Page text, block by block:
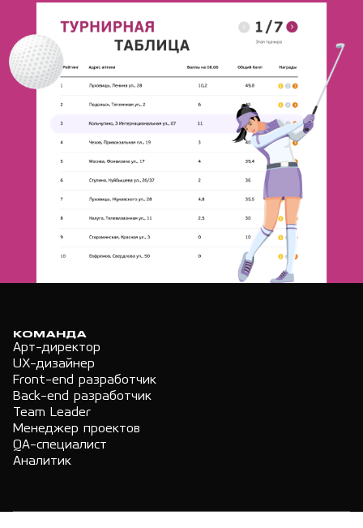
КОМАНДА
Арт-директор
UX-дизайнер
Front-end разработчик
Back-end разработчик
Team Leader
Менеджер проектов
QA-специалист
Аналитик